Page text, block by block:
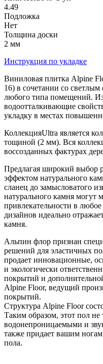
4.49
Подложка
Нет
Толщина доски
2 мм
Инструкция по укладке
Виниловая плитка Alpine
16) в сочетании со
любого типа помещений.
водоотталкивающие
укладку в местах
КоллекцияUltra является
тощиной (2 мм). Вся
воссозданных фактурах
Предлагая широкий выбор
эффектом натурального
сланец до замысловатого
натурального камня могут
привлекательности в
дизайнов идеально
камня.
Альпин флор признан
решений для эластичных
продает инновационные,
и экологически
покрытий и
Alpine Floor, ведущий
покрытий.
Структура Alpine Floor
Таким образом, этот пол
водонепроницаемыми и
также придает вашим
пола.